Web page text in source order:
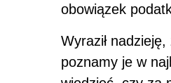
obowiązek
Wyraził
poznamy je w